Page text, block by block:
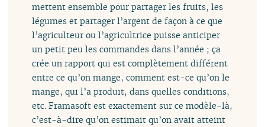
mettent ensemble pour partager les fruits, les
légumes et partager l’argent de façon à ce que
l’agriculteur ou l’agricultrice puisse anticiper
un petit peu les commandes dans l’année ; ça
crée un rapport qui est complètement différent
entre ce qu’on mange, comment est-ce qu’on le
mange, qui l’a produit, dans quelles conditions,
etc. Framasoft est exactement sur ce modèle-là,
c’est-à-dire qu’on estimait qu’on avait atteint